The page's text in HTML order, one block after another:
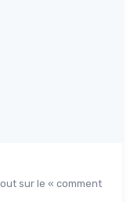
sur le « comment